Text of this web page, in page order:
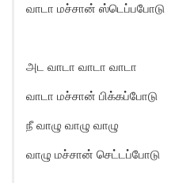
வாடா மச்சான் ஸ்டெப்பபோடு
அட வாடா வாடா வாடா
வாடா மச்சான் பிக்கப்போடு
நீ வாழு வாழு வாழு
வாழு மச்சான் செட்டப்போடு